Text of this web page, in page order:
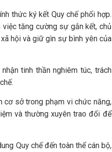
thức ký kết Quy chế phối hợp.
việc tăng cường sự gắn kết, chủ
hội và giữ gìn sự bình yên của
tinh thần nghiêm túc, trách
cơ sở trong phạm vi chức năng,
và thường xuyên trao đổi để
Quy chế đến toàn thể cán bộ,